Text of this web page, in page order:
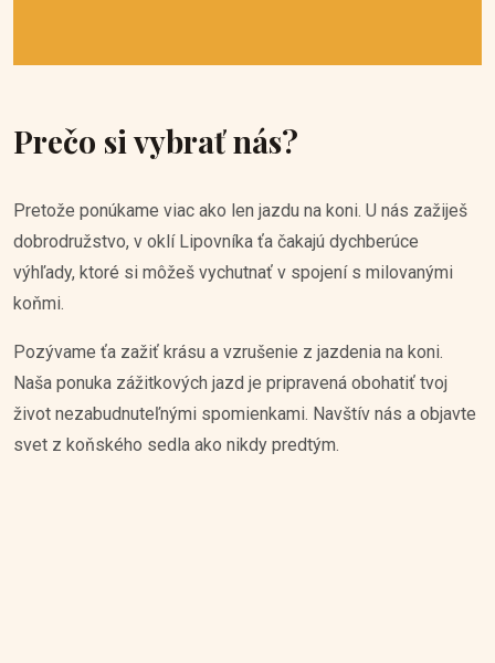
Prečo si vybrať nás?
Pretože ponúkame viac ako len jazdu na koni. U nás zažiješ
dobrodružstvo, v oklí Lipovníka ťa čakajú dychberúce
výhľady, ktoré si môžeš vychutnať v spojení s milovanými
koňmi.
Pozývame ťa zažiť krásu a vzrušenie z jazdenia na koni.
Naša ponuka zážitkových jazd je pripravená obohatiť tvoj
život nezabudnuteľnými spomienkami. Navštív nás a objavte
svet z koňského sedla ako nikdy predtým.